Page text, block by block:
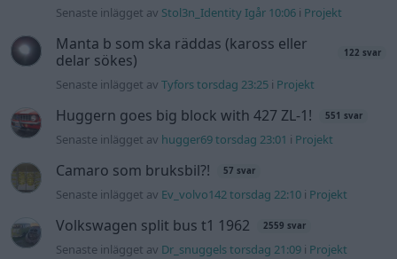
Senaste inlägget av Stol3n_Identity Igår 10:06 i Projekt
Manta b som ska räddas (kaross eller
delar sökes)
122 svar
Senaste inlägget avTyfors torsdag 23:25 i Projekt
Huggern goes big block with 427 ZL-1! 551 svar
Senaste inlägget av hugger69 torsdag 23:01 i Projekt
Camaro som bruksbil?! 57 svar
Senaste inlägget av Ev_volvo142 torsdag 22:10 i Projekt
Volkswagen split bus t1 1962 2559 svar
Senaste inlägget av Dr_snuggels torsdag 21:09 i Projekt